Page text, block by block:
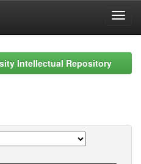
Intellectual Repository